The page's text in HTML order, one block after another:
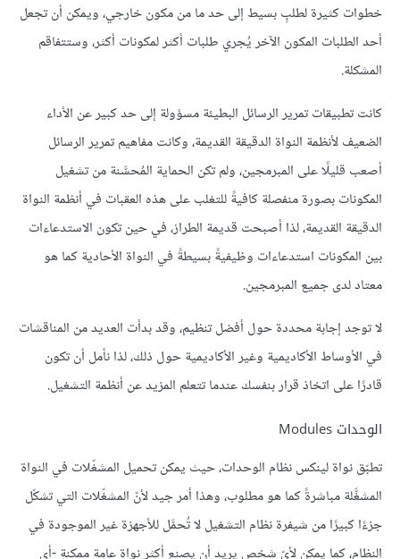
خطوات كثيرة لطلبٍ بسيط إلى حد ما من مكون خارجي، ويمكن أن تجعل
أحد الطلبات المكون الآخر يُجري طلبات أكثر لمكونات أكثر، وستتفاقم
المشكلة.
كانت تطبيقات تمرير الرسائل البطيئة مسؤولة إلى حد كبير عن الأداء
الضعيف لأنظمة النواة الدقيقة القديمة، وكانت مفاهيم تمرير الرسائل
أصعب قليلًا على المبرمجين، ولم تكن الحماية المُحسَّنة من تشغيل
المكونات بصورة منفصلة كافيةً للتغلب على هذه العقبات في أنظمة النواة
الدقيقة القديمة، لذا أصبحت قديمة الطراز، في حين تكون الاستدعاءات
بين المكونات استدعاءات وظيفيةً بسيطةً في النواة الأحادية كما هو
معتاد لدى جميع المبرمجين.
لا توجد إجابة محددة حول أفضل تنظيم، وقد بدأت العديد من المناقشات
في الأوساط الأكاديمية وغير الأكاديمية حول ذلك، لذا نأمل أن تكون
قادرًا على اتخاذ قرار بنفسك عندما تتعلم المزيد عن أنظمة التشغيل.
الوحدات Modules
تطبّق نواة لينكس نظام الوحدات، حيث يمكن تحميل المشغّلات في النواة
المشغَّلة مباشرةً كما هو مطلوب، وهذا أمر جيد لأنّ المشغّلات التي تشكّل
جزءًا كبيرًا من شيفرة نظام التشغيل لا تُحمَّل للأجهزة غير الموجودة في
النظام، كما يمكن لأيّ شخص يريد أن يصنع أكثر نواة عامة ممكنة -أي